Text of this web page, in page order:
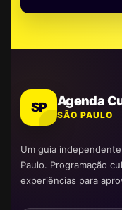
SP Agenda
SÃO PAULO
Um guia
Paulo. Programação
experiências para